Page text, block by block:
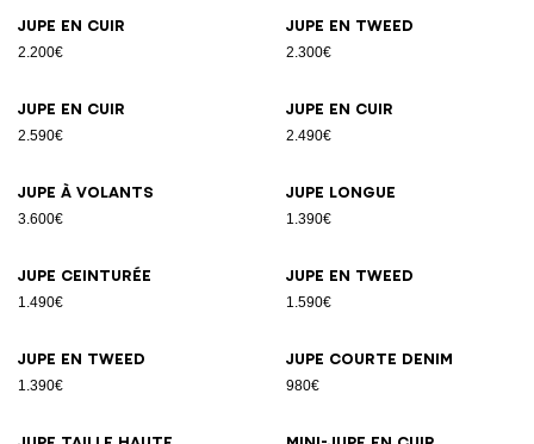
Jupe en cuir
2.200€
Jupe en tweed
2.300€
Jupe en cuir
2.590€
Jupe en cuir
2.490€
Jupe à volants
3.600€
Jupe longue
1.390€
Jupe ceinturée
1.490€
Jupe en tweed
1.590€
Jupe en tweed
1.390€
Jupe courte denim
980€